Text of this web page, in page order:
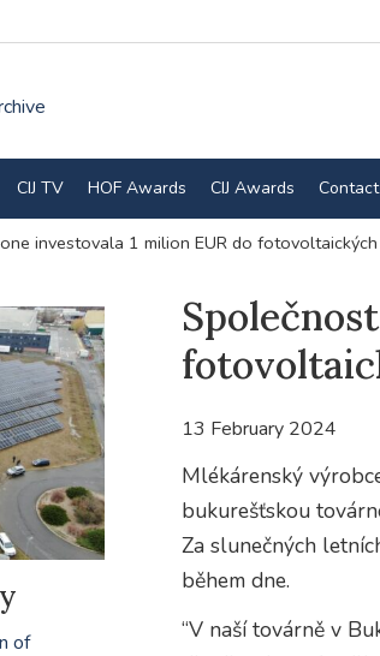
CIJ TV HOF Awards CIJ Awards Contact
investovala 1 milion EUR do
13 February 2024
Mlékárenský
bukurešťskou
Za slunečných
během dne.
“V naší továrně v
of